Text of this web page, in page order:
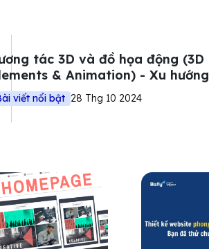
tác 3D và đồ họa động (3D
& Animation) - Xu hướng
kế website cho doanh nghiệp
viết nổi bật 28 Thg 10 2024